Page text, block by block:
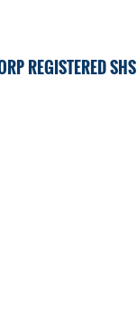
REGISTERED SHS